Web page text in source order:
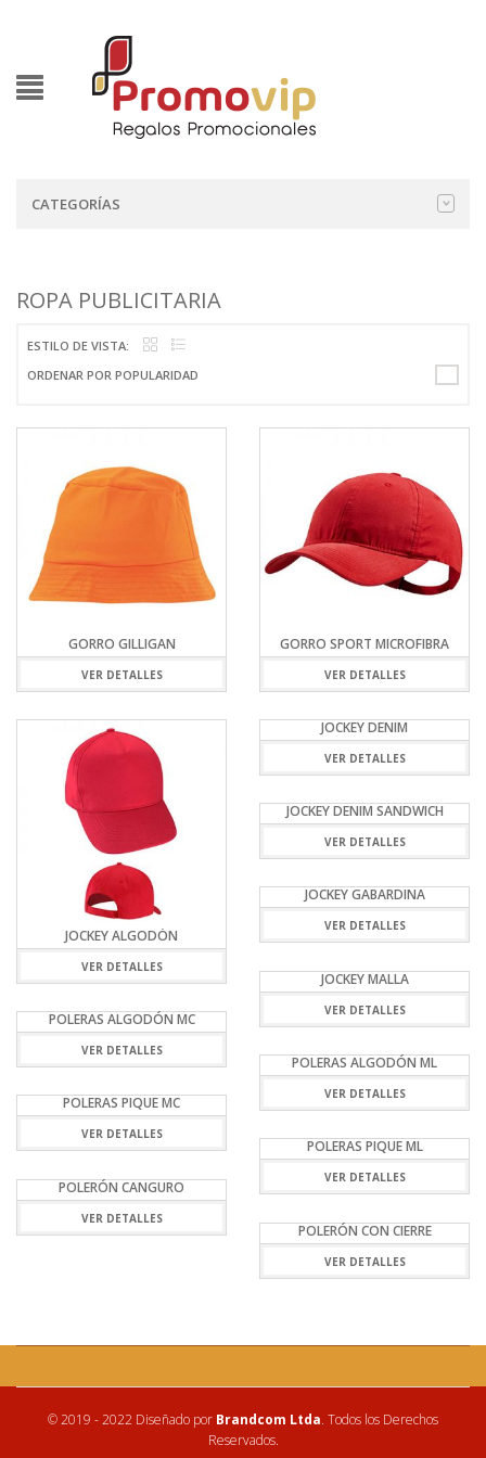
CATEGORÍAS
ROPA PUBLICITARIA
ESTILO DE VISTA:
ORDENAR POR POPULARIDAD
GORRO GILLIGAN
VER DETALLES
GORRO SPORT MICROFIBRA
VER DETALLES
JOCKEY ALGODÓN
VER DETALLES
JOCKEY DENIM
VER DETALLES
JOCKEY DENIM SANDWICH
VER DETALLES
JOCKEY GABARDINA
VER DETALLES
JOCKEY MALLA
VER DETALLES
POLERAS ALGODÓN MC
VER DETALLES
POLERAS ALGODÓN ML
VER DETALLES
POLERAS PIQUE MC
VER DETALLES
POLERAS PIQUE ML
VER DETALLES
POLERÓN CANGURO
VER DETALLES
POLERÓN CON CIERRE
VER DETALLES
© 2019 - 2022 Diseñado por Brandcom Ltda. Todos los Derechos
Reservados.